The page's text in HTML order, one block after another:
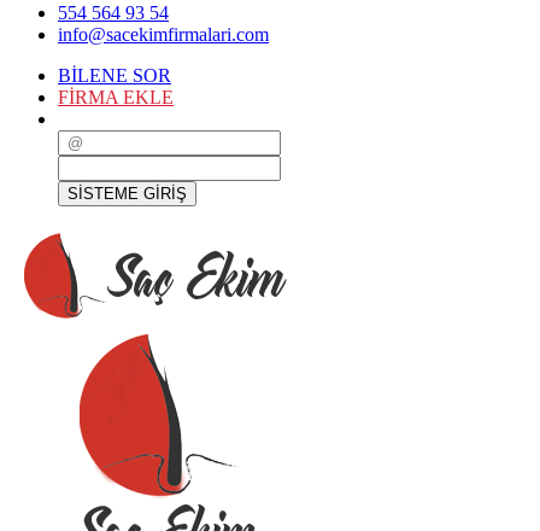
554 564 93 54
info@sacekimfirmalari.com
BİLENE SOR
FİRMA EKLE
SİSTEME GİRİŞ